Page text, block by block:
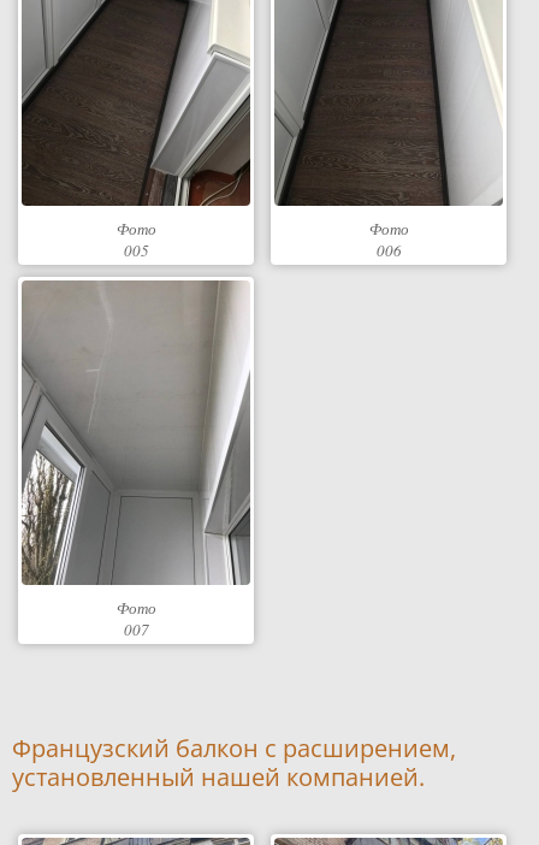
Фото
005
Фото
006
Фото
007
Французский балкон с расширением,
установленный нашей компанией.